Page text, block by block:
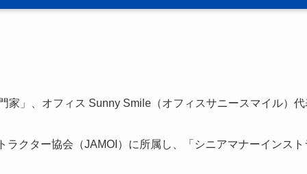
家」、オフィス Sunny Smile（オフィスサニースマイル）
ラクター協会（JAMOI）に所属し、「シニアマナーインス